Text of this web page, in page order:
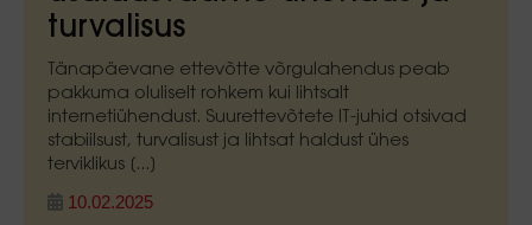
turvalisus
Tänapäevane ettevõtte võrgulahendus peab
pakkuma oluliselt rohkem kui lihtsalt
internetiühendust. Suurettevõtete IT-juhid otsivad
stabiilsust, turvalisust ja lihtsat haldust ühes
terviklikus [...]
10.02.2025